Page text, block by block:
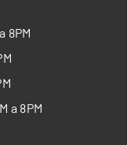
8PM
a 8PM